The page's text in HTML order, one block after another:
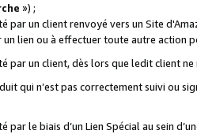
») ;
par un client renvoyé vers un Site
un lien ou à effectuer toute autre action
par un client, dès lors que ledit client
qui n’est pas correctement suivi ou
par le biais d’un Lien Spécial au sein